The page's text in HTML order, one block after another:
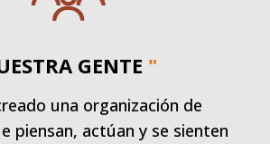
GENTE "
una organización de
piensan, actúan y se sienten